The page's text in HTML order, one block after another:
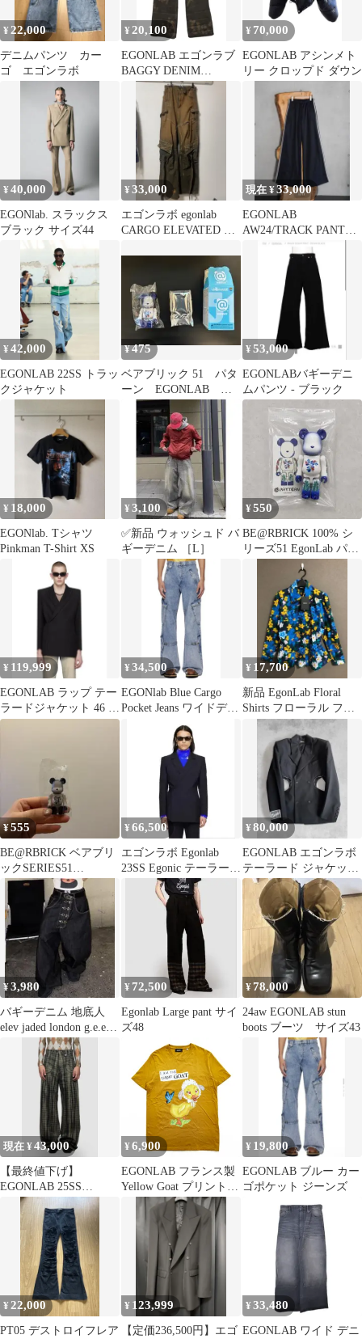
¥ 22,000
デニムパンツ カー
ゴ エゴンラボ
¥ 20,100
EGONLAB エゴンラブ
BAGGY DENIM
BLACK PANTS バギー
デニムパンツ ワイド L
ブラック ジーンズ ボト
ムス
¥ 70,000
EGONLAB アシンメト
リー クロップド ダウン
¥40,000
EGONlab. スラックス
ブラック サイズ44
¥33,000
エゴンラボ egonlab
CARGO ELEVATED デ
現在 ¥33,000
EGONLAB
AW24/TRACK PANT
BLACK
¥42,000
EGONLAB 22SS トラッ
クジャケット
¥475
ベアブリック 51 パタ
ーン EGONLAB
BE@RBRICK
¥53,000
EGONLABバギーデニ
ムパンツ - ブラック
¥ 18,000
EGONlab. Tシャツ
Pinkman T-Shirt XS
¥ 3,100
✅新品 ウォッシュド バ
ギーデニム ［L］
¥550
BE@RBRICK 100% シ
リーズ51 EgonLab パタ
¥ 119,999
EGONLAB ラップ テー
ラードジャケット 46 ブ
ラック 定価約17万円
¥34,500
EGONlab Blue Cargo
Pocket Jeans ワイドデニ
¥ 17,700
新品 EgonLab Floral
Shirts フローラル フラ
ワー シャツ
¥555
BE@RBRICK ベアブリ
ックSERIES51
EGONLAB
¥ 66,500
エゴンラボ Egonlab
23SS Egonic テーラード
ジャケット 52
¥80,000
EGONLAB エゴンラボ
テーラード ジャケット
ダブルブレスト スーツ
¥3,980
バギーデニム 地底人
elev jaded london g.e.e.k
¥ 72,500
Egonlab Large pant サイ
ズ48
¥78,000
24aw EGONLAB stun
boots ブーツ サイズ43
現在 ¥43,000
【最終値下げ】
EGONLAB 25SS
BAGGY DENIM PANTS
¥ 6,900
EGONLAB フランス製
Yellow Goat プリント T
シャツ M マスタード
イエロー NUBIAN /
MIDWEST 取扱い
¥ 19,800
EGONLAB ブルー カー
ゴポケット ジーンズ
¥ 22,000
PT05 デストロイフレア
¥ 123,999
【定価236,500円】エゴ
¥ 33,480
EGONLAB ワイド デニ